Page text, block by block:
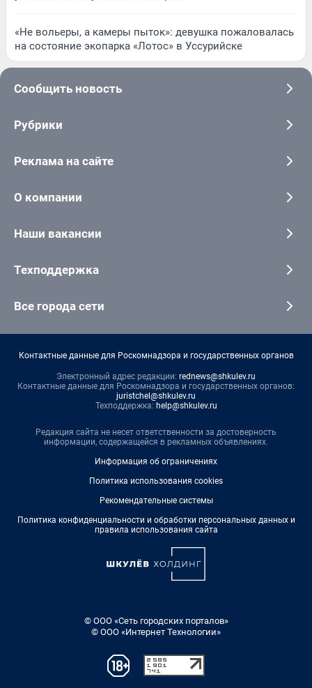
«Не вольеры, а камеры пыток»: девушка пожаловалась
на состояние экопарка «Лотос» в Уссурийске
Сообщить новость
Рубрики
Реклама на сайте
О компании
Наши вакансии
Техподдержка
Все города сети
Контактные данные для Роскомнадзора и государственных органов
Электронный адрес редакции: rednews@shkulev.ru
Контактные данные для Роскомнадзора и государственных органов:
juristchel@shkulev.ru
Техподдержка: help@shkulev.ru
Редакция сайта не несет ответственности за достоверность
информации, содержащейся в рекламных объявлениях.
Информация об ограничениях
Политика использования cookies
Рекомендательные системы
Политика конфиденциальности и обработки персональных данных и
правила использования сайта
© ООО «Сеть городских порталов»
© ООО «Интернет Технологии»